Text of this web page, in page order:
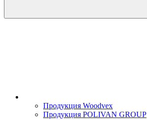
Продукция Woodvex
Продукция POLIVAN GROUP